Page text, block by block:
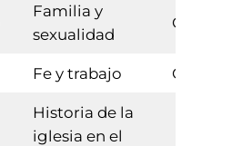
Familia y
sexualidad
Fe y trabajo
Historia de la
iglesia en el